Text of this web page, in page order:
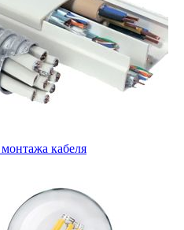
кабеля